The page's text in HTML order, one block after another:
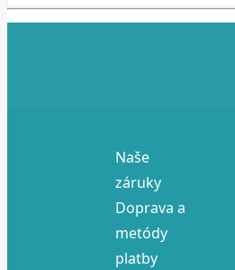
Naše
záruky
Doprava a
metódy
platby